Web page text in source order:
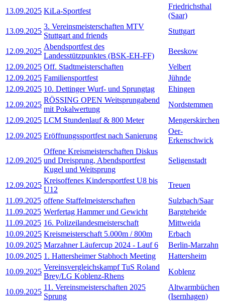
13.09.2025 KiLa-Sportfest
Friedrichsthal
(Saar)
13.09.2025
3. Vereinsmeisterschaften MTV
Stuttgart and friends
Stuttgart
12.09.2025
Abendsportfest des
Landesstützpunktes (BSK-EH-FF)
Beeskow
12.09.2025 Off. Stadtmeisterschaften
Velbert
12.09.2025 Familiensportfest
Jühnde
12.09.2025 10. Dettinger Wurf- und Sprungtag
Ehingen
12.09.2025
RÖSSING OPEN Weitsprungabend
mit Pokalwertung
Nordstemmen
12.09.2025 LCM Stundenlauf & 800 Meter
Mengerskirchen
12.09.2025 Eröffnungssportfest nach Sanierung
Oer-
Erkenschwick
12.09.2025
Offene Kreismeisterschaften Diskus
und Dreisprung, Abendsportfest
Kugel und Weitsprung
Seligenstadt
12.09.2025
Kreisoffenes Kindersportfest U8 bis
U12
Treuen
11.09.2025 offene Staffelmeisterschaften
Sulzbach/Saar
11.09.2025 Werfertag Hammer und Gewicht
Bargteheide
11.09.2025 16. Polizeilandesmeisterschaft
Mittweida
10.09.2025 Kreismeisterschaft 5.000m / 800m
Erbach
10.09.2025 Marzahner Läufercup 2024 - Lauf 6
Berlin-Marzahn
10.09.2025 1. Hattersheimer Stabhoch Meeting
Hattersheim
10.09.2025
Vereinsvergleichskampf TuS Roland
Brey/LG Koblenz-Rhens
Koblenz
10.09.2025
11. Vereinsmeisterschaften 2025
Sprung
Altwarmbüchen
(Isernhagen)